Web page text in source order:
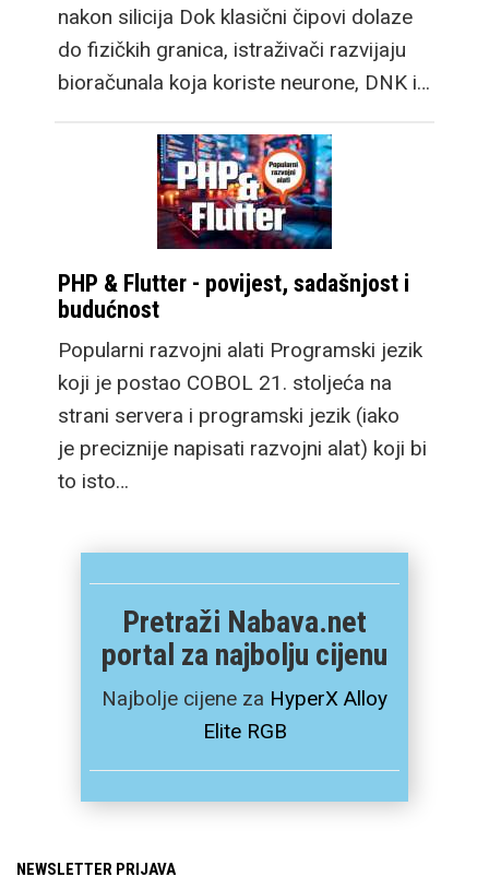
nakon silicija Dok klasični čipovi dolaze
do fizičkih granica, istraživači razvijaju
bioračunala koja koriste neurone, DNK i…
PHP & Flutter - povijest, sadašnjost i
budućnost
Popularni razvojni alati Programski jezik
koji je postao COBOL 21. stoljeća na
strani servera i programski jezik (iako
je preciznije napisati razvojni alat) koji bi
to isto…
Pretraži Nabava.net
portal za najbolju cijenu
Najbolje cijene za HyperX Alloy
Elite RGB
NEWSLETTER PRIJAVA